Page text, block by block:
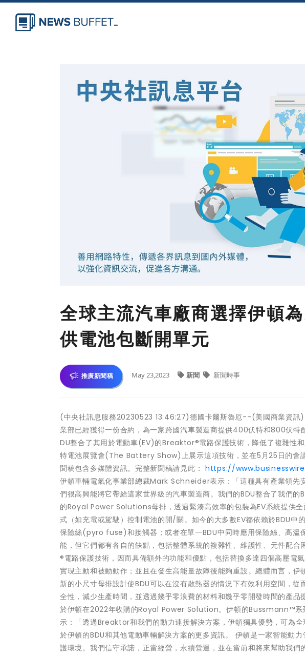
全球主流汽車廠商選擇伊頓
供電池包斷開單元
推廣新聞稿 May 23,2023 新聞 新聞時事
(中央社訊息服務20230523 13:46:27)德國卡爾斯魯厄--(美國商業資訊
業部已經獲得一份合約，為一家跨國汽車製造商提供400伏特和800伏特
DU整合了其用於電動車(EV)的Breaktor®電路保護技術，降低了複雜性
特電池展覽會(The Battery Show)上展示這項技術，並在5月25日的會
聞稿包含多媒體資訊。完整新聞稿請見此： https://
伊頓車輛電氣化事業部總裁Mark Schneider表示：「這種具有產業領先
們很高興能將它帶給這家世界級的汽車製造商。我們的BDU整合了我
的Royal Power Solutions母排，透過緊湊高效率的包裝為EV系統提供
式（如充電或駕駛）控制電池的開/關。如今的大多數EV都依賴於BDU中
保險絲(pyro fuse)和接觸器；或者在單一BDU中同時應用保險絲、高溫
能，但它們都有各自的缺點，包括整體系統的複雜性、維護性、元件配
®電路保護技術，因而具備額外的功能和優點，包括替換多達四個高壓電
實現主動和被動動作；並且在發生高能量故障後能夠重設。總體而言，伊
新的小尺寸母排設計使BDU可以在沒有散熱器的情況下有效利用空間，
全性，減少生產時間，並透過幾乎零浪費的材料和幾乎零開發時間的產
於伊頓在2022年收購的Royal Power Solution。伊頓的Bussmann™系
示：「透過Breaktor和我們的動力連接解決方案，伊頓獨具優勢，可為
於伊頓的BDU和其他電動車輛解決方案的更多資訊。 伊頓是一家智能動
護環境。我們信守承諾，正當經營，永續營運，並在當前和將來幫助我